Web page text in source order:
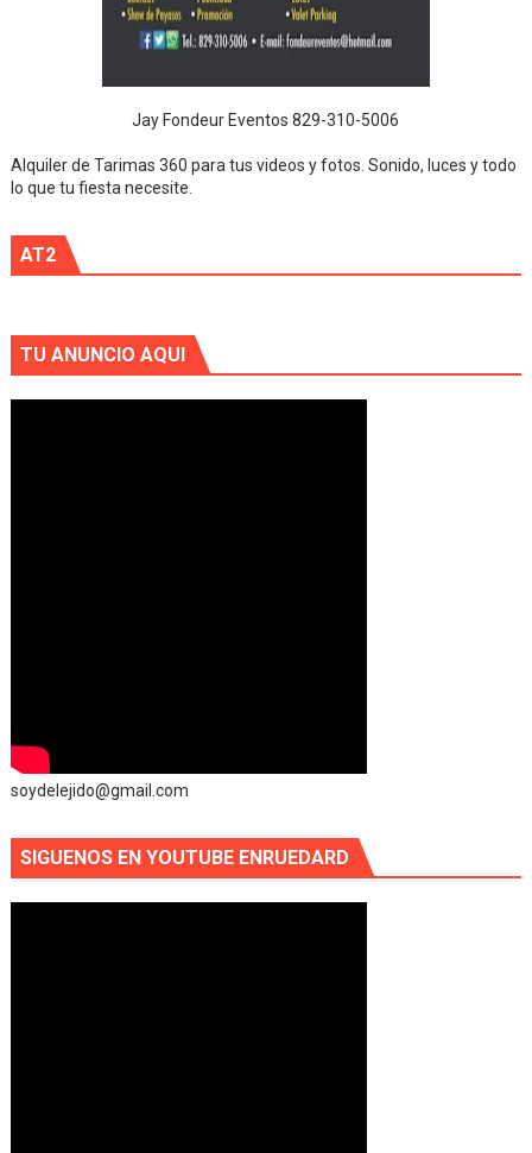
Jay Fondeur Eventos 829-310-5006
Alquiler de Tarimas 360 para tus videos y fotos. Sonido, luces y todo
lo que tu fiesta necesite.
AT2
TU ANUNCIO AQUI
soydelejido@gmail.com
SIGUENOS EN YOUTUBE ENRUEDARD